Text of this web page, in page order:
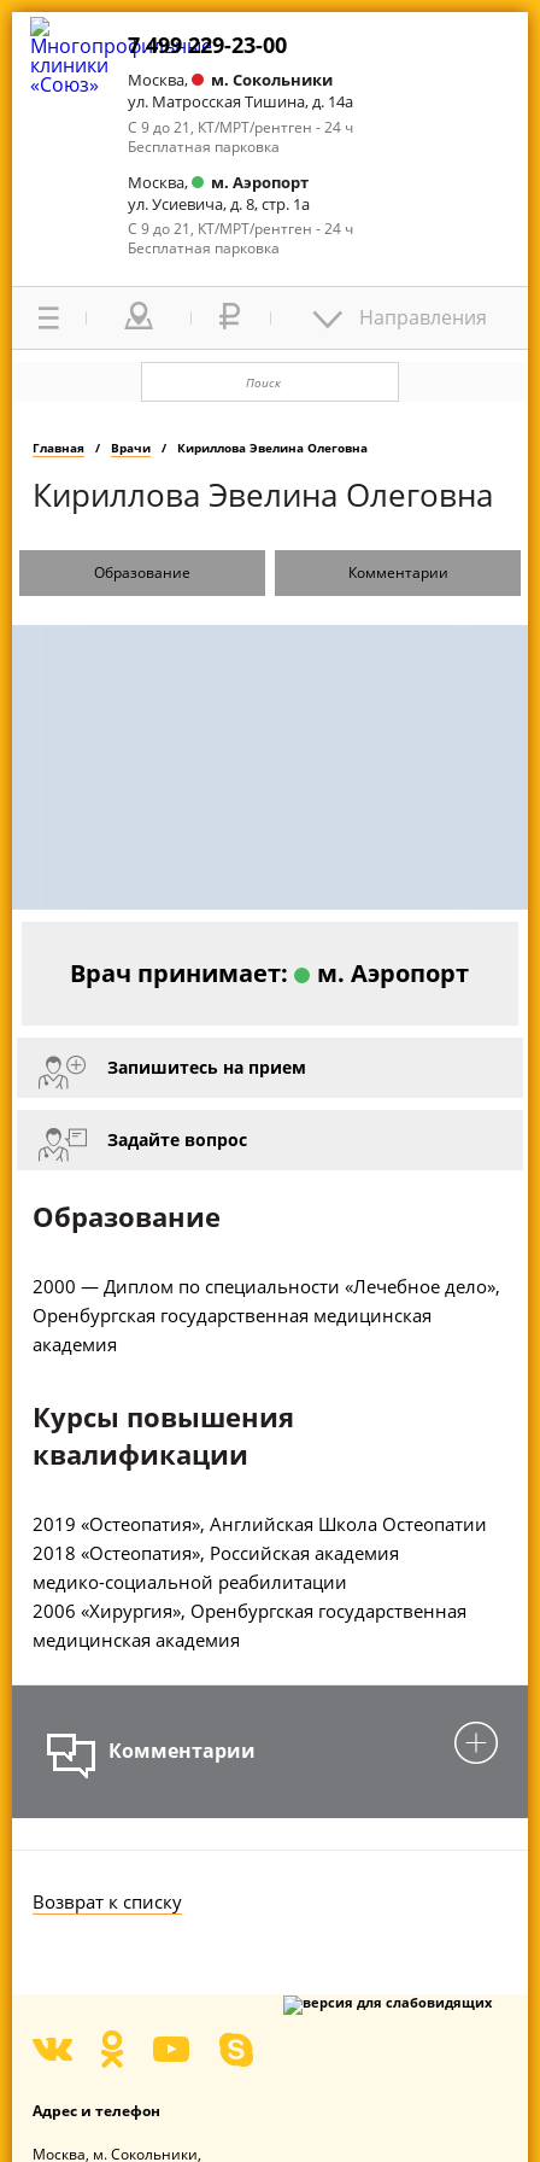
7 499 229-23-00
Москва,
м. Сокольники
ул. Матросская Тишина, д. 14а
С 9 до 21, КТ/МРТ/рентген - 24 ч
Бесплатная парковка
Москва,
м. Аэропорт
ул. Усиевича, д. 8, стр. 1а
С 9 до 21, КТ/МРТ/рентген - 24 ч
Бесплатная парковка
Направления
Главная Врачи Кириллова Эвелина Олеговна
Кириллова Эвелина Олеговна
Образование Комментарии
Врач принимает: м. Аэропорт
Запишитесь на прием
Задайте вопрос
Образование
2000 — Диплом по специальности «Лечебное дело»,
Оренбургская государственная медицинская
академия
Курсы повышения
квалификации
2019 «Остеопатия», Английская Школа Остеопатии
2018 «Остеопатия», Российская академия
медико-социальной реабилитации
2006 «Хирургия», Оренбургская государственная
медицинская академия
Комментарии
Возврат к списку
Адрес и телефон
Москва, м. Сокольники,